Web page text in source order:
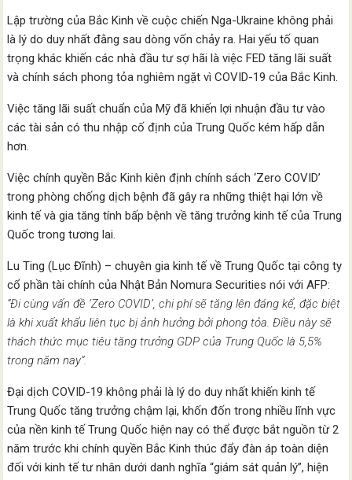
Lập trường của Bắc Kinh về cuộc chiến Nga-Ukraine không phải
là lý do duy nhất đằng sau dòng vốn chảy ra. Hai yếu tố quan
trọng khác khiến các nhà đầu tư sợ hãi là việc FED tăng lãi suất
và chính sách phong tỏa nghiêm ngặt vì COVID-19 của Bắc Kinh.
Việc tăng lãi suất chuẩn của Mỹ đã khiến lợi nhuận đầu tư vào
các tài sản có thu nhập cố định của Trung Quốc kém hấp dẫn
hơn.
Việc chính quyền Bắc Kinh kiên định chính sách ‘Zero COVID’
trong phòng chống dịch bệnh đã gây ra những thiệt hại lớn về
kinh tế và gia tăng tính bấp bệnh về tăng trưởng kinh tế của Trung
Quốc trong tương lai.
Lu Ting (Lục Đĩnh) – chuyên gia kinh tế về Trung Quốc tại công ty
cổ phần tài chính của Nhật Bản Nomura Securities nói với AFP:
“Đi cùng vấn đề ‘Zero COVID’, chi phí sẽ tăng lên đáng kể, đặc biệt
là khi xuất khẩu liên tục bị ảnh hưởng bởi phong tỏa. Điều này sẽ
thách thức mục tiêu tăng trưởng GDP của Trung Quốc là 5,5%
trong năm nay”.
Đại dịch COVID-19 không phải là lý do duy nhất khiến kinh tế
Trung Quốc tăng trưởng chậm lại, khốn đốn trong nhiều lĩnh vực
của nền kinh tế Trung Quốc hiện nay có thể được bắt nguồn từ 2
năm trước khi chính quyền Bắc Kinh thúc đẩy đàn áp toàn diện
đối với kinh tế tư nhân dưới danh nghĩa “giám sát quản lý”, hiện